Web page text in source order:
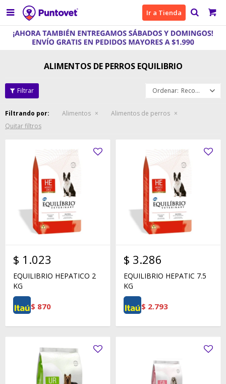
 Ir a Tienda
ALIMENTOS DE PERROS EQUILIBRIO
Recomendados
Filtrando por: Alimentos
Alimentos de perros
Quitar filtros
$ 1.023
EQUILIBRIO HEPATICO 2
KG
$ 870
$ 3.286
EQUILIBRIO HEPATIC 7.5
KG
$ 2.793